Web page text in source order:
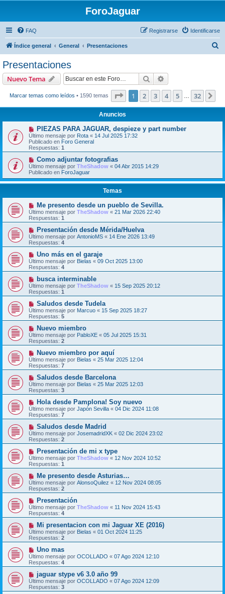
ForoJaguar
FAQ Identificarse
Registrarse
Índice general General Presentaciones
Presentaciones
Nuevo Tema Buscar
Marcar temas como leídos • 1590 temas Página de 32
1 2 3 4 5 32
Anuncios
PIEZAS PARA JAGUAR, despieze y part number
Último mensaje por Rota « 14 Jul 2025 17:32
Publicado en Foro General
Respuestas: 1
Como adjuntar fotografias
Último mensaje por TheShadow « 04 Abr 2015 14:29
Publicado en ForoJaguar
Temas
Me presento desde un pueblo de Sevilla.
Último mensaje por TheShadow « 21 Mar 2026 22:40
Respuestas: 1
Presentación desde Mérida/Huelva
Último mensaje por AntonioMS « 14 Ene 2026 13:49
Respuestas: 4
Uno más en el garaje
Último mensaje por Bielas « 09 Oct 2025 13:00
Respuestas: 4
busca interminable
Último mensaje por TheShadow « 15 Sep 2025 20:12
Respuestas: 1
Saludos desde Tudela
Último mensaje por Marcuo « 15 Sep 2025 18:27
Respuestas: 5
Nuevo miembro
Último mensaje por PabloXE « 05 Jul 2025 15:31
Respuestas: 2
Nuevo miembro por aquí
Último mensaje por Bielas « 25 Mar 2025 12:04
Respuestas: 7
Saludos desde Barcelona
Último mensaje por Bielas « 25 Mar 2025 12:03
Respuestas: 3
Hola desde Pamplona! Soy nuevo
Último mensaje por Japón Sevilla « 04 Dic 2024 11:08
Respuestas: 7
Saludos desde Madrid
Último mensaje por JosemadridXK « 02 Dic 2024 23:02
Respuestas: 2
Presentación de mi x type
Último mensaje por TheShadow « 12 Nov 2024 10:52
Respuestas: 1
Me presento desde Asturias…
Último mensaje por AlonsoQuilez « 12 Nov 2024 08:05
Respuestas: 2
Presentación
Último mensaje por TheShadow « 11 Nov 2024 15:43
Respuestas: 4
Mi presentacion con mi Jaguar XE (2016)
Último mensaje por Bielas « 01 Oct 2024 11:25
Respuestas: 2
Uno mas
Último mensaje por OCOLLADO « 07 Ago 2024 12:10
Respuestas: 4
jaguar stype v6 3.0 año 99
Último mensaje por OCOLLADO « 07 Ago 2024 12:09
Respuestas: 3